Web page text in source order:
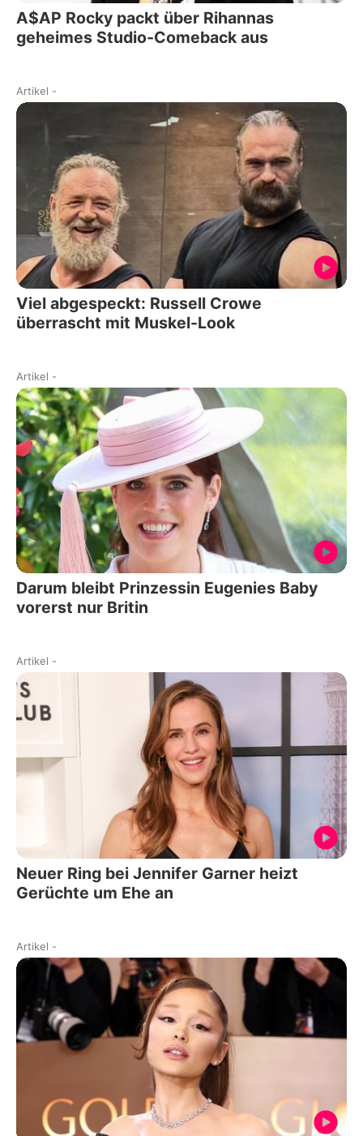
A$AP Rocky packt über Rihannas
geheimes Studio-Comeback aus
Artikel -
Viel abgespeckt: Russell Crowe
überrascht mit Muskel-Look
Artikel -
Darum bleibt Prinzessin Eugenies Baby
vorerst nur Britin
Artikel -
Neuer Ring bei Jennifer Garner heizt
Gerüchte um Ehe an
Artikel -